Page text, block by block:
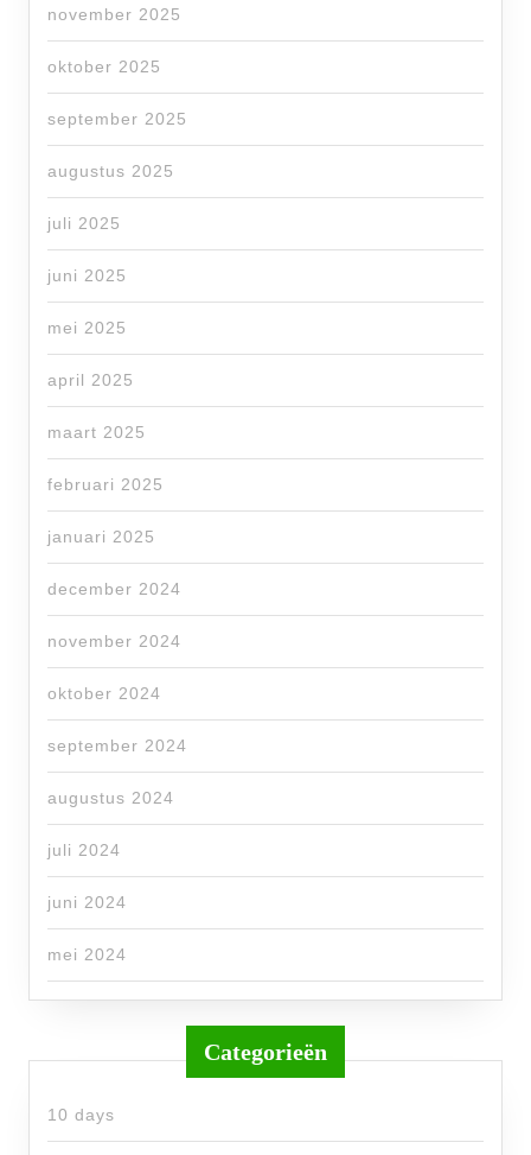
november 2025
oktober 2025
september 2025
augustus 2025
juli 2025
juni 2025
mei 2025
april 2025
maart 2025
februari 2025
januari 2025
december 2024
november 2024
oktober 2024
september 2024
augustus 2024
juli 2024
juni 2024
mei 2024
Categorieën
10 days